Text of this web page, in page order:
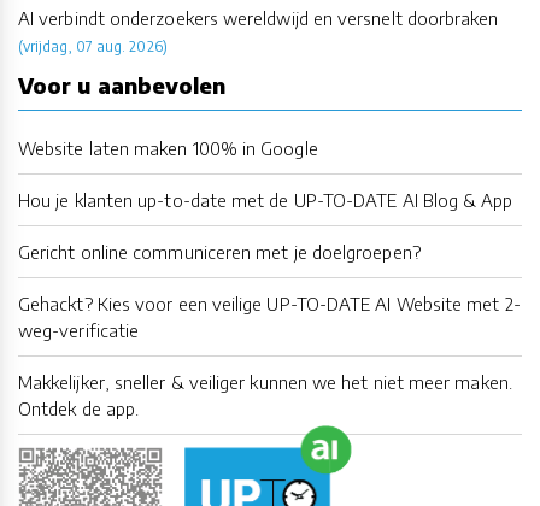
AI verbindt onderzoekers wereldwijd en versnelt doorbraken
(vrijdag, 07 aug. 2026)
Voor u aanbevolen
Website laten maken 100% in Google
Hou je klanten up-to-date met de UP-TO-DATE AI Blog & App
Gericht online communiceren met je doelgroepen?
Gehackt? Kies voor een veilige UP-TO-DATE AI Website met 2-
weg-verificatie
Makkelijker, sneller & veiliger kunnen we het niet meer maken.
Ontdek de app.